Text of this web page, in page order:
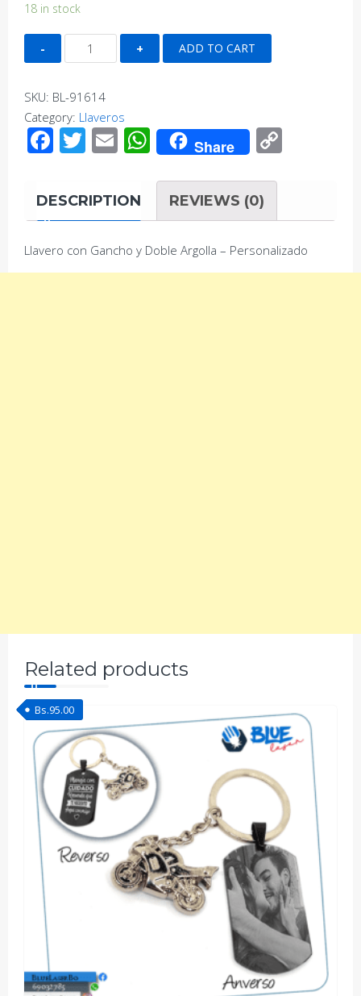
18 in stock
Llavero
con
y
Doble
Argolla
quantity
ADD TO CART
SKU: BL-91614
Category: Llaveros
Facebook
Twitter
EmailWhatsApp
Share
DESCRIPTION REVIEWS (0)
Llavero con Gancho y Doble Argolla – Personalizado
Related products
Bs.95.00